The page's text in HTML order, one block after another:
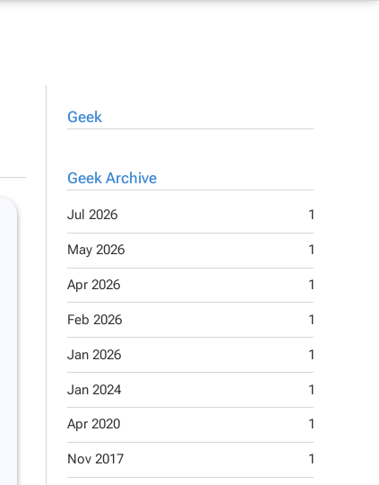
Geek
Geek Archive
1
Jul 2026
1
May 2026
1
Apr 2026
1
Feb 2026
1
Jan 2026
1
Jan 2024
1
Apr 2020
1
Nov 2017